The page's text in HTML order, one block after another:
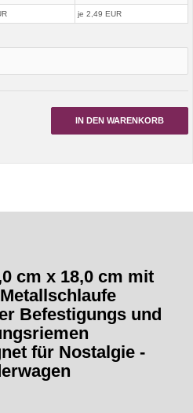
je 2,49 EUR
IN DEN WARENKORB
cm x 18,0 cm mit
Befestigungs und
für Nostalgie -